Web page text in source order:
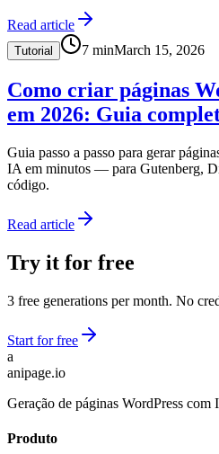
Read article
Tutorial 7 minMarch 15, 2026
Como criar páginas
em 2026: Guia
Guia passo a passo para gerar
IA em minutos — para Gutenberg,
código.
Read article
Try it for free
3 free generations per month. No
Start for free
a
anipage.io
Geração de páginas WordPress
Produto